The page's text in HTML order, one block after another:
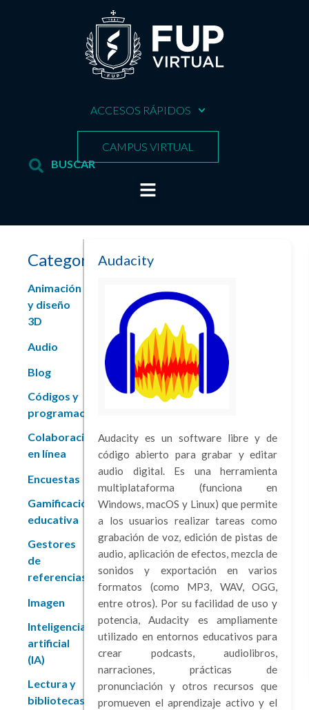
ACCESOS RÁPIDOS
CAMPUS VIRTUAL
Categorías
Animación
y diseño
3D
Audio
Blog
Códigos y
programación
Colaboración
en línea
Encuestas
Gamificación
educativa
Gestores
de
referencias
Imagen
Inteligencia
artificial
(IA)
Lectura y
bibliotecas
Audacity
Audacity es un software libre y de
código abierto para grabar y editar
audio digital. Es una herramienta
multiplataforma (funciona en
Windows, macOS y Linux) que permite
a los usuarios realizar tareas como
grabación de voz, edición de pistas de
audio, aplicación de efectos, mezcla de
sonidos y exportación en varios
formatos (como MP3, WAV, OGG,
entre otros). Por su facilidad de uso y
potencia, Audacity es ampliamente
utilizado en entornos educativos para
crear podcasts, audiolibros,
narraciones, prácticas de
pronunciación y otros recursos que
promueven el aprendizaje activo y el